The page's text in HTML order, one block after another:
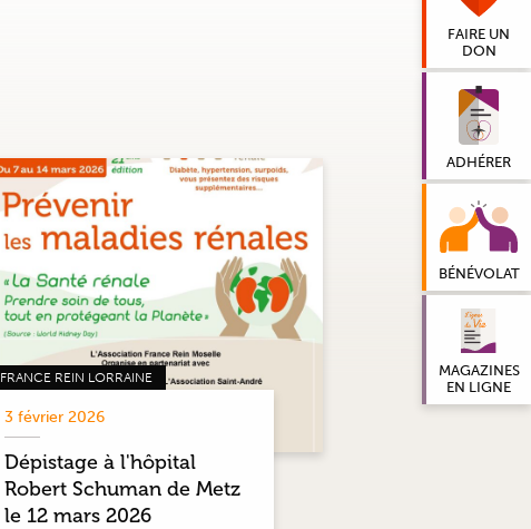
FAIRE UN
DON
ADHÉRER
BÉNÉVOLAT
MAGAZINES
EN LIGNE
FRANCE REIN LORRAINE
3 février 2026
Dépistage à l'hôpital
Robert Schuman de Metz
le 12 mars 2026